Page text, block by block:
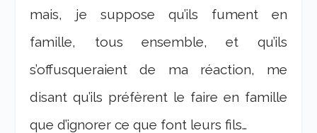
mais, je suppose qu’ils fument en
famille, tous ensemble, et qu’ils
s’offusqueraient de ma réaction, me
disant qu’ils préfèrent le faire en famille
que d’ignorer ce que font leurs fils…